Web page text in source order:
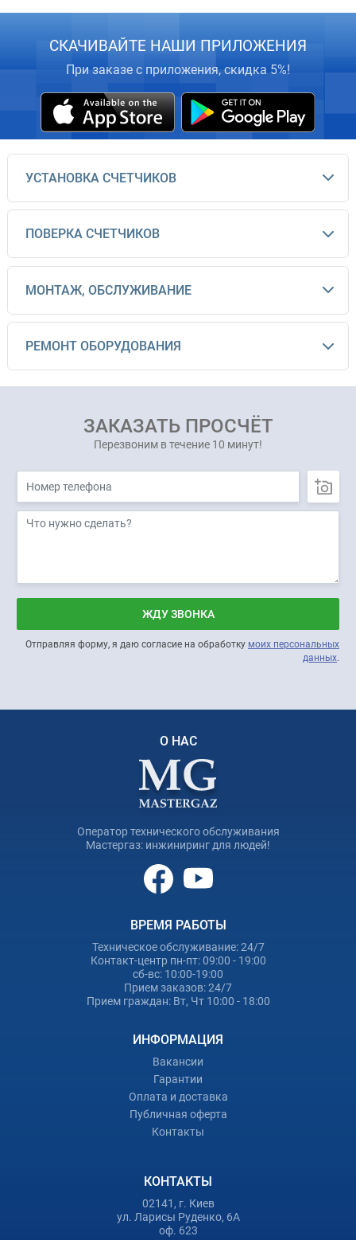
СКАЧИВАЙТЕ НАШИ ПРИЛОЖЕНИЯ
При заказе с приложения, скидка 5%!
УСТАНОВКА СЧЕТЧИКОВ
ПОВЕРКА СЧЕТЧИКОВ
МОНТАЖ, ОБСЛУЖИВАНИЕ
РЕМОНТ ОБОРУДОВАНИЯ
ЗАКАЗАТЬ ПРОСЧЁТ
Перезвоним в течение 10 минут!
ЖДУ ЗВОНКА
Отправляя форму, я даю согласие на обработку моих персональных
данных.
О НАС
Оператор технического обслуживания
Мастергаз: инжиниринг для людей!
ВРЕМЯ РАБОТЫ
Техническое обслуживание: 24/7
Контакт-центр пн-пт: 09:00 - 19:00
сб-вс: 10:00-19:00
Прием заказов: 24/7
Прием граждан: Вт, Чт 10:00 - 18:00
ИНФОРМАЦИЯ
Вакансии
Гарантии
Оплата и доставка
Публичная оферта
Контакты
КОНТАКТЫ
02141, г. Киев
ул. Ларисы Руденко, 6А
оф. 623